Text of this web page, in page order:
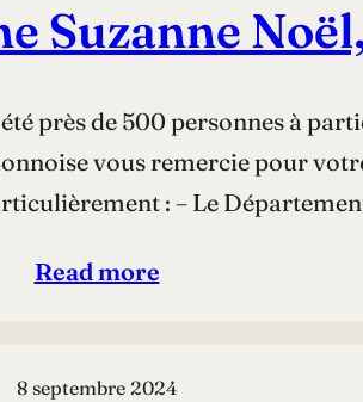
Suzanne
près de 500 personnes à
vous remercie pour
: – Le
Read more
8 septembre 2024